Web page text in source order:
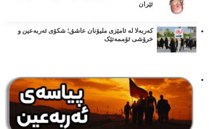
ئێران
کەربەلا لە ئامێزی ملیۆنان عاشق؛ شکۆی ئەربەعین و
خرۆشی ئۆممەتێک